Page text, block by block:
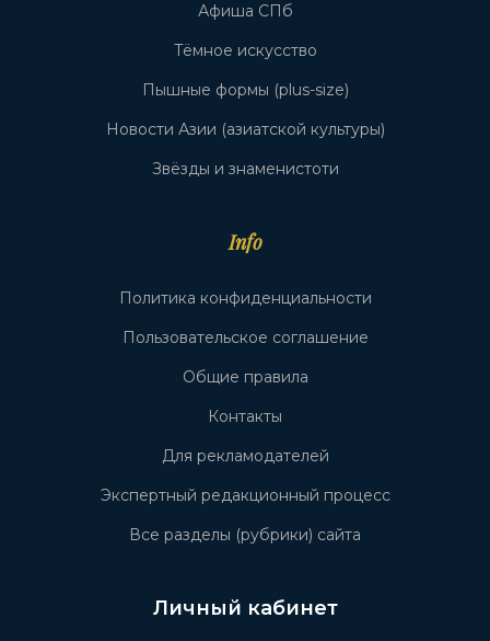
Афиша СПб
Тёмное искусство
Пышные формы (plus-size)
Новости Азии (азиатской культуры)
Звёзды и знаменистоти
Info
Политика конфиденциальности
Пользовательское соглашение
Общие правила
Контакты
Для рекламодателей
Экспертный редакционный процесс
Все разделы (рубрики) сайта
Личный кабинет